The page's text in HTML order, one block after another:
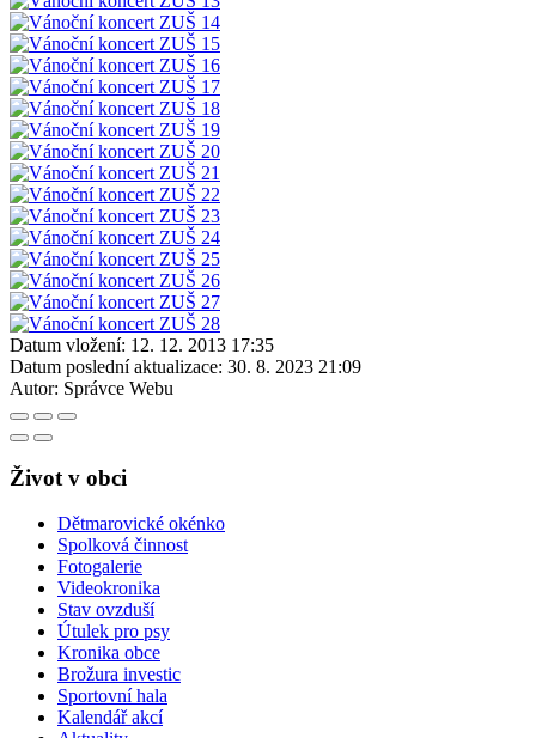
Datum vložení: 12. 12. 2013 17:35
Datum poslední aktualizace: 30. 8. 2023 21:09
Autor: Správce Webu
Život v obci
Dětmarovické okénko
Spolková činnost
Fotogalerie
Videokronika
Stav ovzduší
Útulek pro psy
Kronika obce
Brožura investic
Sportovní hala
Kalendář akcí